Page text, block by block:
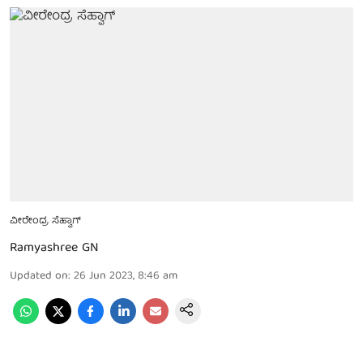
ವೀರೇಂದ್ರ ಸೆಹ್ವಾಗ್
Ramyashree GN
Updated on: 26 Jun 2023, 8:46 am